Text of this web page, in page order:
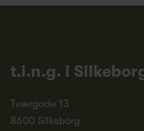
t.i.n.g. i
Tværgade 13
8600 Silkeborg